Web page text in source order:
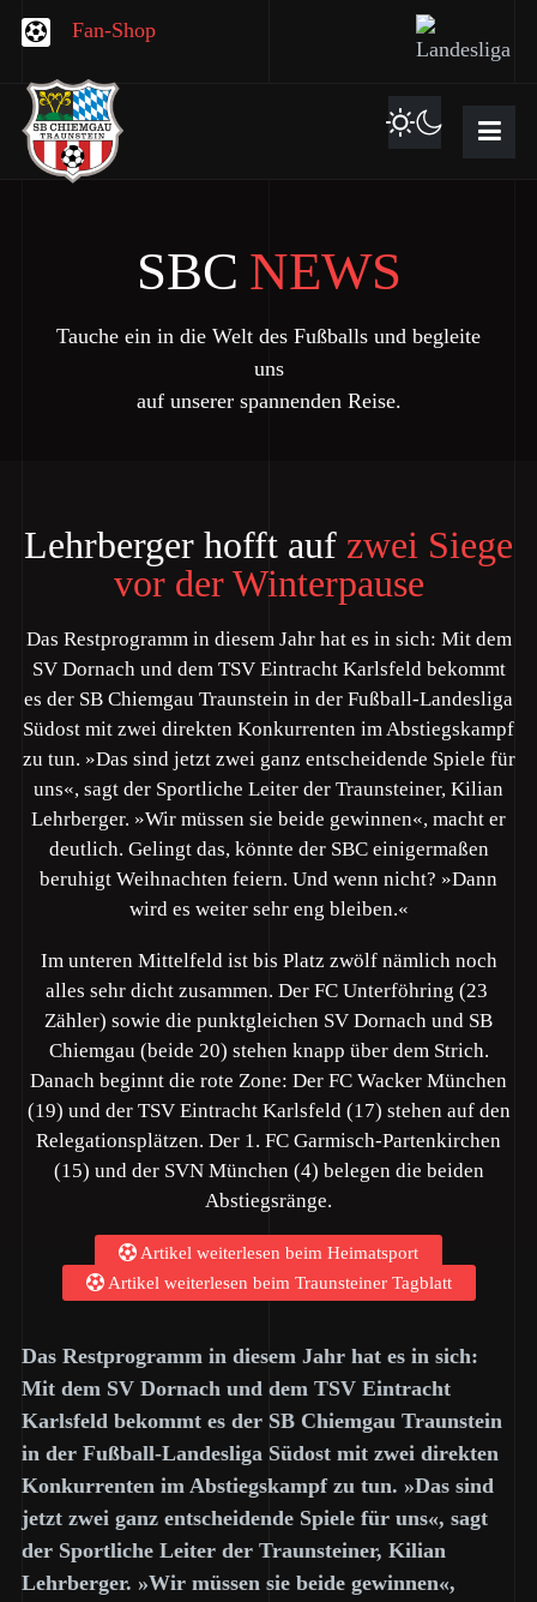
Fan-Shop
SBC NEWS
Tauche ein in die Welt des Fußballs und begleite
uns
auf unserer spannenden Reise.
Lehrberger hofft auf zwei Siege
vor der Winterpause
Das Restprogramm in diesem Jahr hat es in sich: Mit dem
SV Dornach und dem TSV Eintracht Karlsfeld bekommt
es der SB Chiemgau Traunstein in der Fußball-Landesliga
Südost mit zwei direkten Konkurrenten im Abstiegskampf
zu tun. »Das sind jetzt zwei ganz entscheidende Spiele für
uns«, sagt der Sportliche Leiter der Traunsteiner, Kilian
Lehrberger. »Wir müssen sie beide gewinnen«, macht er
deutlich. Gelingt das, könnte der SBC einigermaßen
beruhigt Weihnachten feiern. Und wenn nicht? »Dann
wird es weiter sehr eng bleiben.«
Im unteren Mittelfeld ist bis Platz zwölf nämlich noch
alles sehr dicht zusammen. Der FC Unterföhring (23
Zähler) sowie die punktgleichen SV Dornach und SB
Chiemgau (beide 20) stehen knapp über dem Strich.
Danach beginnt die rote Zone: Der FC Wacker München
(19) und der TSV Eintracht Karlsfeld (17) stehen auf den
Relegationsplätzen. Der 1. FC Garmisch-Partenkirchen
(15) und der SVN München (4) belegen die beiden
Abstiegsränge.
Artikel weiterlesen beim Heimatsport
Artikel weiterlesen beim Traunsteiner Tagblatt
Das Restprogramm in diesem Jahr hat es in sich:
Mit dem SV Dornach und dem TSV Eintracht
Karlsfeld bekommt es der SB Chiemgau Traunstein
in der Fußball-Landesliga Südost mit zwei direkten
Konkurrenten im Abstiegskampf zu tun. »Das sind
jetzt zwei ganz entscheidende Spiele für uns«, sagt
der Sportliche Leiter der Traunsteiner, Kilian
Lehrberger. »Wir müssen sie beide gewinnen«,